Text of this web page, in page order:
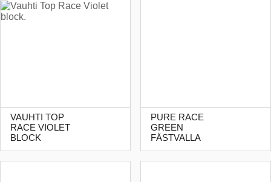
VAUHTI TOP
RACE VIOLET
BLOCK
PURE RACE
GREEN
FÄSTVALLA